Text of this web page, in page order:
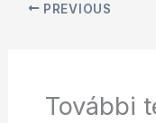
PREVIOUS
További